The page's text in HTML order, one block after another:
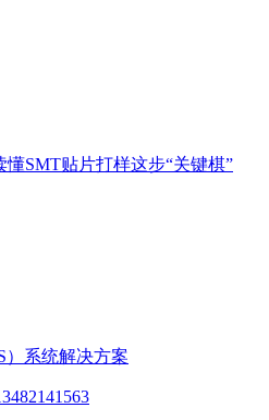
SMT贴片打样这步“关键棋”
）系统解决方案